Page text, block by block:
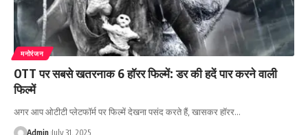
मनोरंजन
OTT पर सबसे खतरनाक 6 हॉरर फिल्में: डर की हदें पार करने वाली
फिल्में
अगर आप ओटीटी प्लेटफॉर्म पर फिल्में देखना पसंद करते हैं, खासकर हॉरर…
Admin July 31, 2025